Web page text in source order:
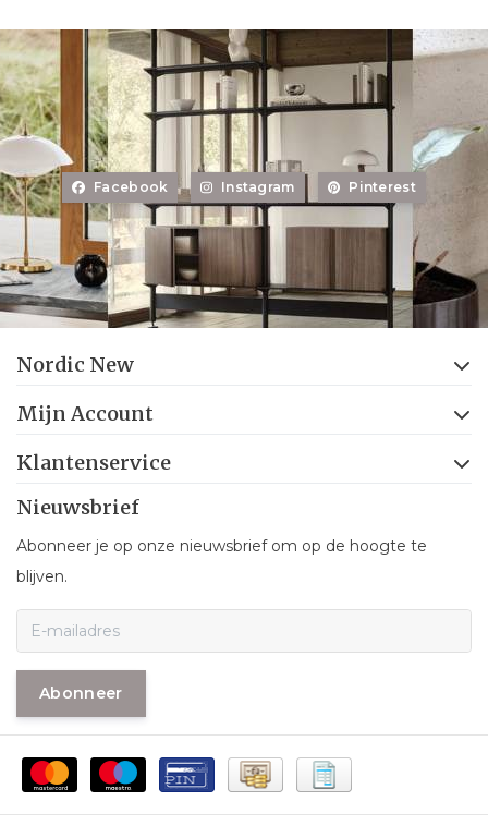
Facebook Instagram Pinterest
Nordic New
Mijn Account
Klantenservice
Nieuwsbrief
Abonneer je op onze nieuwsbrief om op de hoogte te
blijven.
Abonneer